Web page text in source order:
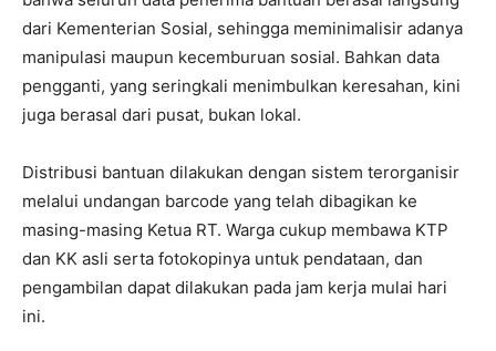
dari Kementerian Sosial, sehingga meminimalisir adanya
manipulasi maupun kecemburuan sosial. Bahkan data
pengganti, yang seringkali menimbulkan keresahan, kini
juga berasal dari pusat, bukan lokal.
Distribusi bantuan dilakukan dengan sistem terorganisir
melalui undangan barcode yang telah dibagikan ke
masing-masing Ketua RT. Warga cukup membawa KTP
dan KK asli serta fotokopinya untuk pendataan, dan
pengambilan dapat dilakukan pada jam kerja mulai hari
ini.